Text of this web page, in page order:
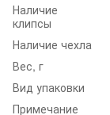
Наличие
клипсы
Наличие чехла
Вес, г
Вид упаковки
Примечание